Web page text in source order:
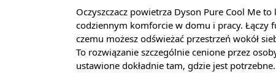
Oczyszczacz powietrza Dyson Pure Cool Me
codziennym komforcie w domu i pracy. Łączy
czemu możesz odświeżać przestrzeń wokół
To rozwiązanie szczególnie cenione przez
ustawione dokładnie tam, gdzie jest potrzebne.